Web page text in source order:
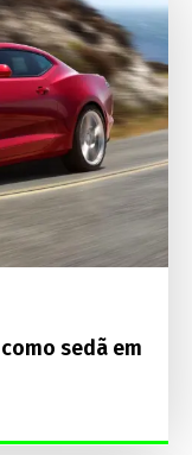
sedã em